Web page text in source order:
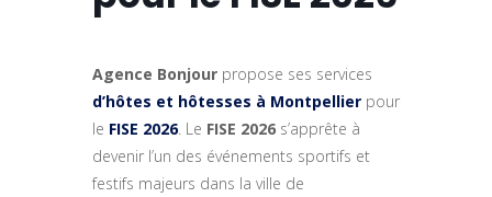
Agence Bonjour propose ses services
d’hôtes et hôtesses à Montpellier pour
le FISE 2026. Le FISE 2026 s’apprête à
devenir l’un des événements sportifs et
festifs majeurs dans la ville de